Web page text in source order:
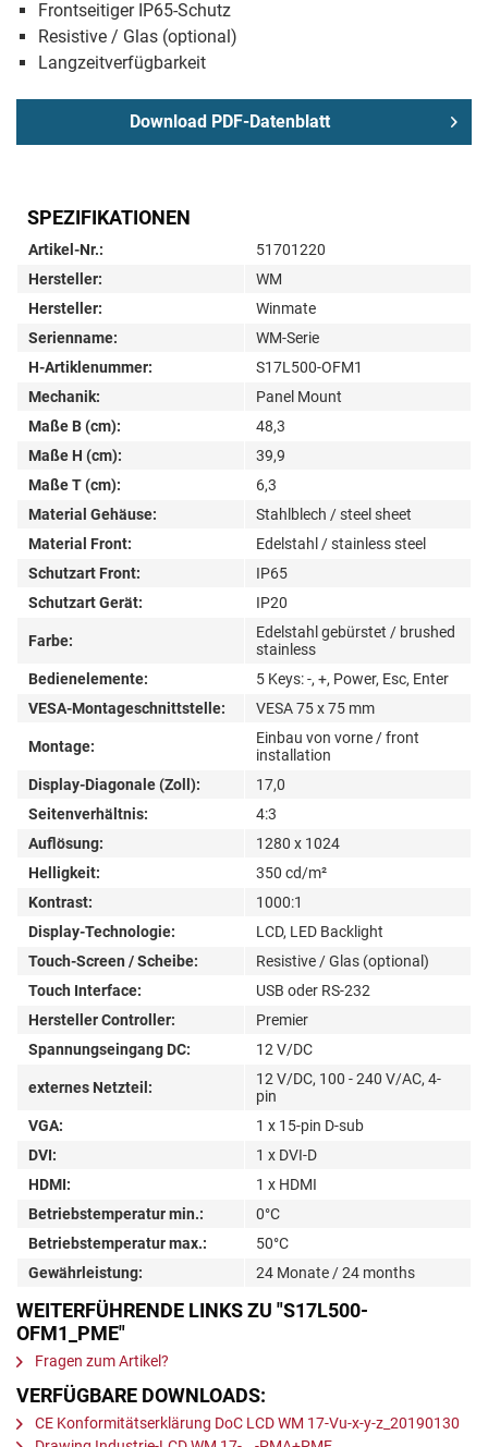
Frontseitiger IP65-Schutz
Resistive / Glas (optional)
Langzeitverfügbarkeit
Download PDF-Datenblatt
SPEZIFIKATIONEN
Artikel-Nr.:
51701220
Hersteller:
WM
Hersteller:
Winmate
Serienname:
WM-Serie
H-Artiklenummer:
S17L500-OFM1
Mechanik:
Panel Mount
Maße B (cm):
48,3
Maße H (cm):
39,9
Maße T (cm):
6,3
Material Gehäuse:
Stahlblech / steel sheet
Material Front:
Edelstahl / stainless steel
Schutzart Front:
IP65
Schutzart Gerät:
IP20
Farbe:
Edelstahl gebürstet / brushed
stainless
Bedienelemente:
5 Keys: -, +, Power, Esc, Enter
VESA-Montageschnittstelle:
VESA 75 x 75 mm
Montage:
Einbau von vorne / front
installation
Display-Diagonale (Zoll):
17,0
Seitenverhältnis:
4:3
Auflösung:
1280 x 1024
Helligkeit:
350 cd/m²
Kontrast:
1000:1
Display-Technologie:
LCD, LED Backlight
Touch-Screen / Scheibe:
Resistive / Glas (optional)
Touch Interface:
USB oder RS-232
Hersteller Controller:
Premier
Spannungseingang DC:
12 V/DC
externes Netzteil:
12 V/DC, 100 - 240 V/AC, 4-
pin
VGA:
1 x 15-pin D-sub
DVI:
1 x DVI-D
HDMI:
1 x HDMI
Betriebstemperatur min.:
0°C
Betriebstemperatur max.:
50°C
Gewährleistung:
24 Monate / 24 months
WEITERFÜHRENDE LINKS ZU "S17L500-
OFM1_PME"
Fragen zum Artikel?
VERFÜGBARE DOWNLOADS:
CE Konformitätserklärung DoC LCD WM 17-Vu-x-y-z_20190130